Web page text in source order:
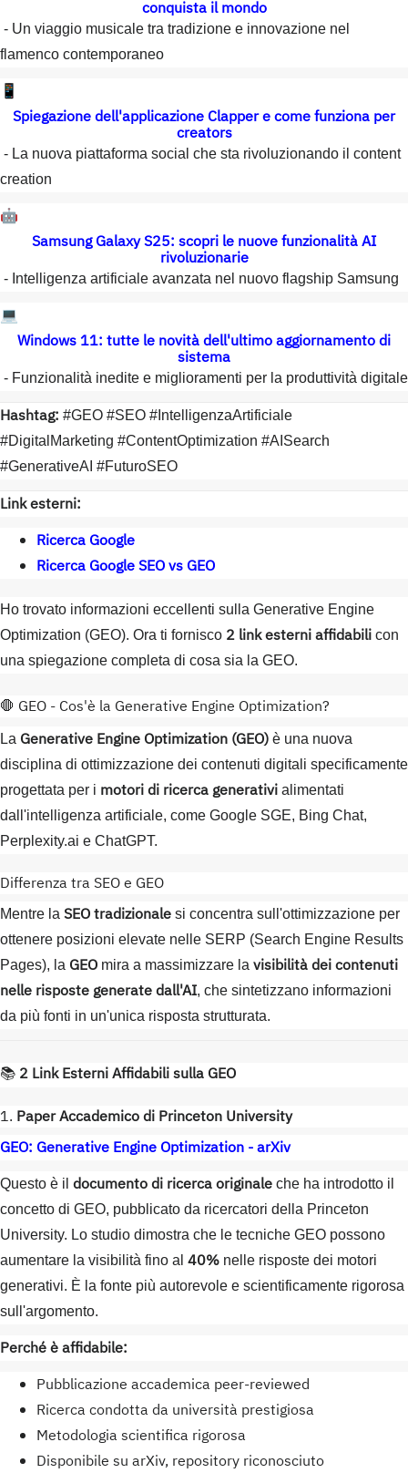
conquista il mondo
- Un viaggio musicale tra tradizione e innovazione nel
flamenco contemporaneo
📱
Spiegazione dell'applicazione Clapper e come funziona per
creators
- La nuova piattaforma social che sta rivoluzionando il content
creation
🤖
Samsung Galaxy S25: scopri le nuove funzionalità AI
rivoluzionarie
- Intelligenza artificiale avanzata nel nuovo flagship Samsung
💻
Windows 11: tutte le novità dell'ultimo aggiornamento di
sistema
- Funzionalità inedite e miglioramenti per la produttività digitale
Hashtag: #GEO #SEO #IntelligenzaArtificiale
#DigitalMarketing #ContentOptimization #AISearch
#GenerativeAI #FuturoSEO
Link esterni:
Ricerca Google
Ricerca Google SEO vs GEO
Ho trovato informazioni eccellenti sulla Generative Engine
Optimization (GEO). Ora ti fornisco 2 link esterni affidabili con
una spiegazione completa di cosa sia la GEO.
🛑 GEO - Cos'è la Generative Engine Optimization?
La Generative Engine Optimization (GEO) è una nuova
disciplina di ottimizzazione dei contenuti digitali specificamente
progettata per i motori di ricerca generativi alimentati
dall'intelligenza artificiale, come Google SGE, Bing Chat,
Perplexity.ai e ChatGPT.
Differenza tra SEO e GEO
Mentre la SEO tradizionale si concentra sull'ottimizzazione per
ottenere posizioni elevate nelle SERP (Search Engine Results
Pages), la GEO mira a massimizzare la visibilità dei contenuti
nelle risposte generate dall'AI, che sintetizzano informazioni
da più fonti in un'unica risposta strutturata.
📚 2 Link Esterni Affidabili sulla GEO
1. Paper Accademico di Princeton University
GEO: Generative Engine Optimization - arXiv
Questo è il documento di ricerca originale che ha introdotto il
concetto di GEO, pubblicato da ricercatori della Princeton
University. Lo studio dimostra che le tecniche GEO possono
aumentare la visibilità fino al 40% nelle risposte dei motori
generativi. È la fonte più autorevole e scientificamente rigorosa
sull'argomento.
Perché è affidabile:
Pubblicazione accademica peer-reviewed
Ricerca condotta da università prestigiosa
Metodologia scientifica rigorosa
Disponibile su arXiv, repository riconosciuto